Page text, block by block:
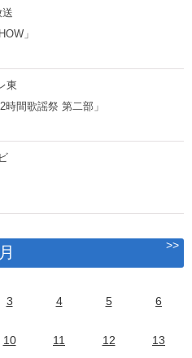
」
東
時間歌謡祭 第二部」
>>
3 4 5 6
10 11 12 13